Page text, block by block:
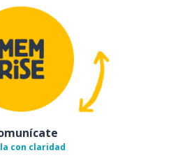
con claridad